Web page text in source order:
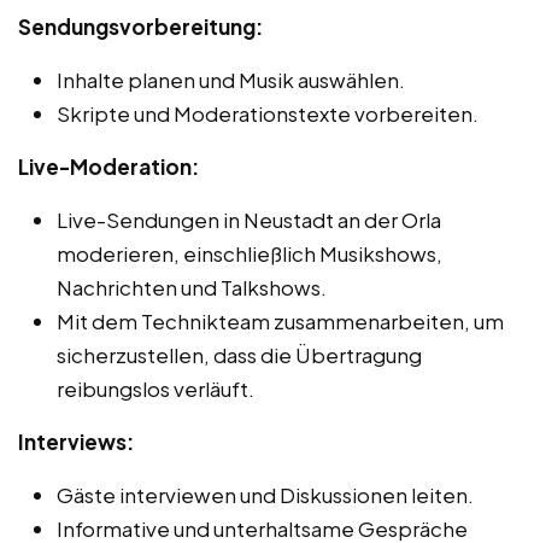
Sendungsvorbereitung:
Inhalte planen und Musik auswählen.
Skripte und Moderationstexte vorbereiten.
Live-Moderation:
Live-Sendungen in Neustadt an der Orla
moderieren, einschließlich Musikshows,
Nachrichten und Talkshows.
Mit dem Technikteam zusammenarbeiten, um
sicherzustellen, dass die Übertragung
reibungslos verläuft.
Interviews:
Gäste interviewen und Diskussionen leiten.
Informative und unterhaltsame Gespräche